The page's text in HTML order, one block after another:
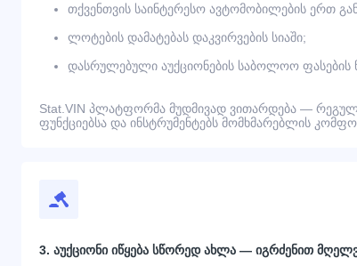
თქვენთვის საინტერესო ავტომობილების ერთ
ლოტების დამატებას დაკვირვების სიაში;
დასრულებული აუქციონების საბოლოო ფასების
Stat.VIN პლატფორმა მუდმივად ვითარდება —
ფუნქციებსა და ინსტრუმენტებს მომხმარებლის
3. აუქციონი იწყება სწორედ ახლა — იგრძენით